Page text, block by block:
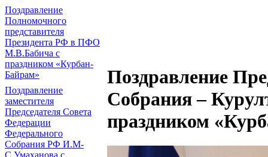
Поздравление
Полномочного
представителя
Президента РФ в ПФО
М.В.Бабича с
праздником «Курбан-
Байрам»
Поздравление
заместителя
Председателя Совета
Федерации
Федерального
Собрания РФ И.М-
С.Умаханова с
Поздравление
Собрания –
праздником